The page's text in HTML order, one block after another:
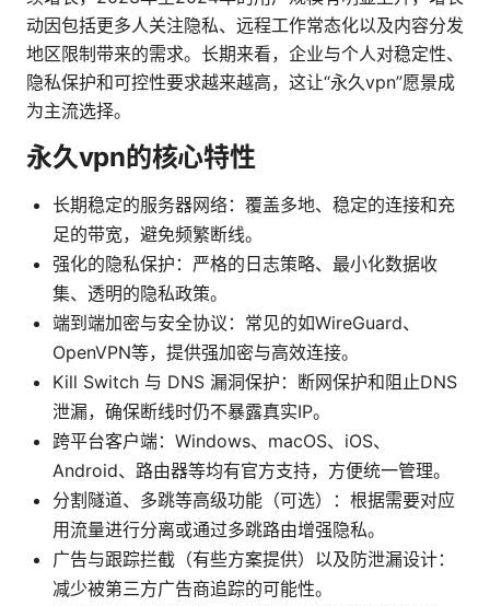
动因包括更多人关注隐私、远程工作常态化以及内容分发
地区限制带来的需求。长期来看，企业与个人对稳定性、
隐私保护和可控性要求越来越高，这让“永久vpn”愿景成
为主流选择。
永久vpn的核心特性
长期稳定的服务器网络：覆盖多地、稳定的连接和充
足的带宽，避免频繁断线。
强化的隐私保护：严格的日志策略、最小化数据收
集、透明的隐私政策。
端到端加密与安全协议：常见的如WireGuard、
OpenVPN等，提供强加密与高效连接。
Kill Switch 与 DNS 漏洞保护：断网保护和阻止DNS
泄漏，确保断线时仍不暴露真实IP。
跨平台客户端：Windows、macOS、iOS、
Android、路由器等均有官方支持，方便统一管理。
分割隧道、多跳等高级功能（可选）：根据需要对应
用流量进行分离或通过多跳路由增强隐私。
广告与跟踪拦截（有些方案提供）以及防泄漏设计：
减少被第三方广告商追踪的可能性。